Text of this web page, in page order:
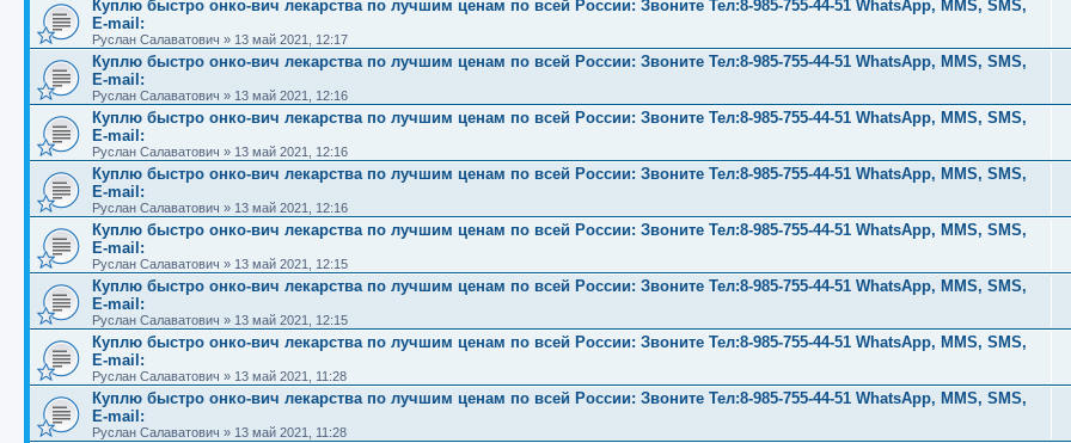
Куплю быстро онко-вич лекарства по лучшим ценам по всей России: Звоните Тел:‪8-985-755-44-51 WhatsApp, MMS, SMS,
E-mail:
Руслан Салаватович » 13 май 2021, 12:17
Куплю быстро онко-вич лекарства по лучшим ценам по всей России: Звоните Тел:‪8-985-755-44-51 WhatsApp, MMS, SMS,
E-mail:
Руслан Салаватович » 13 май 2021, 12:16
Куплю быстро онко-вич лекарства по лучшим ценам по всей России: Звоните Тел:‪8-985-755-44-51 WhatsApp, MMS, SMS,
E-mail:
Руслан Салаватович » 13 май 2021, 12:16
Куплю быстро онко-вич лекарства по лучшим ценам по всей России: Звоните Тел:‪8-985-755-44-51 WhatsApp, MMS, SMS,
E-mail:
Руслан Салаватович » 13 май 2021, 12:16
Куплю быстро онко-вич лекарства по лучшим ценам по всей России: Звоните Тел:‪8-985-755-44-51 WhatsApp, MMS, SMS,
E-mail:
Руслан Салаватович » 13 май 2021, 12:15
Куплю быстро онко-вич лекарства по лучшим ценам по всей России: Звоните Тел:‪8-985-755-44-51 WhatsApp, MMS, SMS,
E-mail:
Руслан Салаватович » 13 май 2021, 12:15
Куплю быстро онко-вич лекарства по лучшим ценам по всей России: Звоните Тел:‪8-985-755-44-51 WhatsApp, MMS, SMS,
E-mail:
Руслан Салаватович » 13 май 2021, 11:28
Куплю быстро онко-вич лекарства по лучшим ценам по всей России: Звоните Тел:‪8-985-755-44-51 WhatsApp, MMS, SMS,
E-mail:
Руслан Салаватович » 13 май 2021, 11:28